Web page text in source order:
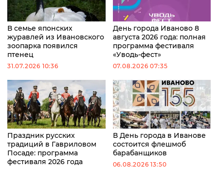
В семье японских
журавлей из Ивановского
зоопарка появился
птенец
31.07.2026 10:36
День города Иваново 8
августа 2026 года: полная
программа фестиваля
«Уводь-фест»
07.08.2026 07:35
Праздник русских
традиций в Гавриловом
Посаде: программа
фестиваля 2026 года
В День города в Иванове
состоится флешмоб
барабанщиков
06.08.2026 13:50